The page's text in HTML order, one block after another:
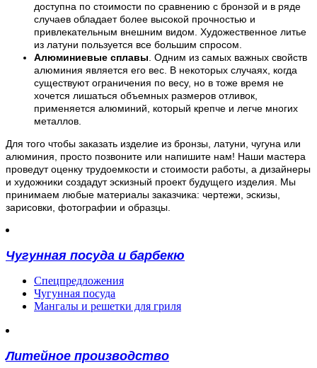
доступна по стоимости по сравнению с бронзой и в ряде
случаев обладает более высокой прочностью и
привлекательным внешним видом. Художественное литье
из латуни пользуется все большим спросом.
Алюминиевые сплавы . Одним из самых важных свойств
алюминия является его вес. В некоторых случаях, когда
существуют ограничения по весу, но в тоже время не
хочется лишаться объемных размеров отливок,
применяется алюминий, который крепче и легче многих
металлов.
Для того чтобы заказать изделие из бронзы, латуни, чугуна или
алюминия, просто позвоните или напишите нам! Наши мастера
проведут оценку трудоемкости и стоимости работы, а дизайнеры
и художники создадут эскизный проект будущего изделия. Мы
принимаем любые материалы заказчика: чертежи, эскизы,
зарисовки, фотографии и образцы.
Чугунная посуда и барбекю
Спецпредложения
Чугунная посуда
Мангалы и решетки для гриля
Литейное производство